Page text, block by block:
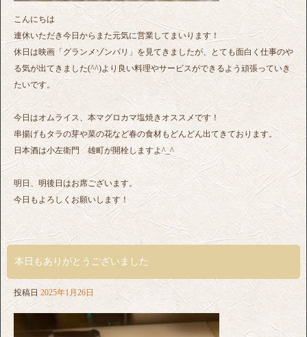
こんにちは
連休いただき今日からまた元気に営業してまいります！
休日は映画「グランメゾンパリ」を見てきましたが、とても面白く仕事のや
る気が出てきました(^^)より良い料理やサービスができるよう頑張っていき
たいです。
今日はオムライス、本マグロカマ塩焼きオススメです！
串揚げもタラの芽や菜の花など春の食材もどんどん出てきております。
日本酒は小左衛門 雄町が開栓しますよ^_^
明日、明後日はお席ございます。
今日もよろしくお願いします！
本日もありがとうございました
投稿日 2025年1月26日